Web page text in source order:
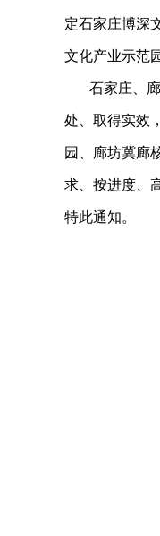
定石家庄博深
文化产业示范
石家庄、廊
处、取得实效
园、廊坊冀廊
求、按进度、
特此通知。